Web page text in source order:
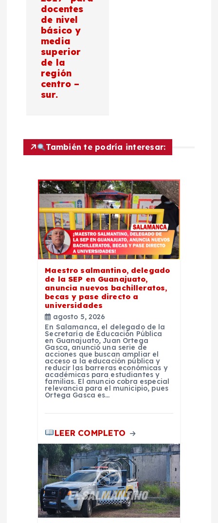
e
docentes
de nivel
básico y
media
superior
de la
región
centro –
sur.
También te podría interesar:
Maestro salmantino, delegado
de la SEP en Guanajuato,
anuncia nuevos bachilleratos,
becas y pase directo a
universidades
agosto 5, 2026
En Salamanca, el delegado de la
Secretaría de Educación Pública
en Guanajuato, Juan Ortega
Gasca, anunció una serie de
acciones que buscan ampliar el
acceso a la educación pública y
reducir las barreras económicas y
académicas para estudiantes y
familias. El anuncio cobra especial
relevancia para el municipio, pues
Ortega Gasca es…
LEER COMPLETO